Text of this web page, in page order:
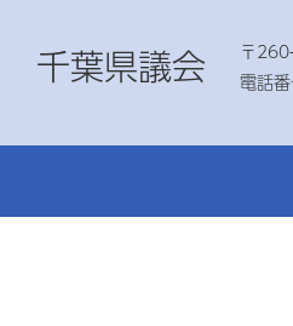
千葉県議会
〒
電話